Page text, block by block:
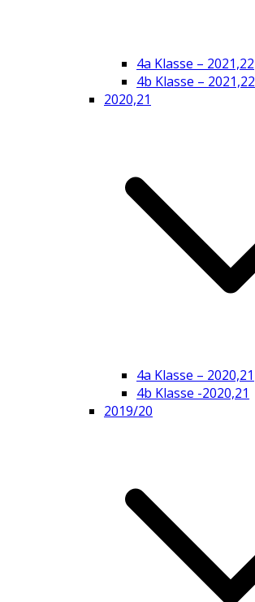
4a Klasse – 2021,22
4b Klasse – 2021,22
2020,21
4a Klasse – 2020,21
4b Klasse -2020,21
2019/20